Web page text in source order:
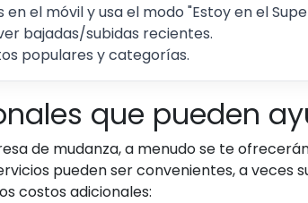
el móvil y usa el modo "Estoy en el
bajadas/subidas recientes.
populares y categorías.
que pueden
de mudanza, a menudo se te
pueden ser convenientes, a
costos adicionales: